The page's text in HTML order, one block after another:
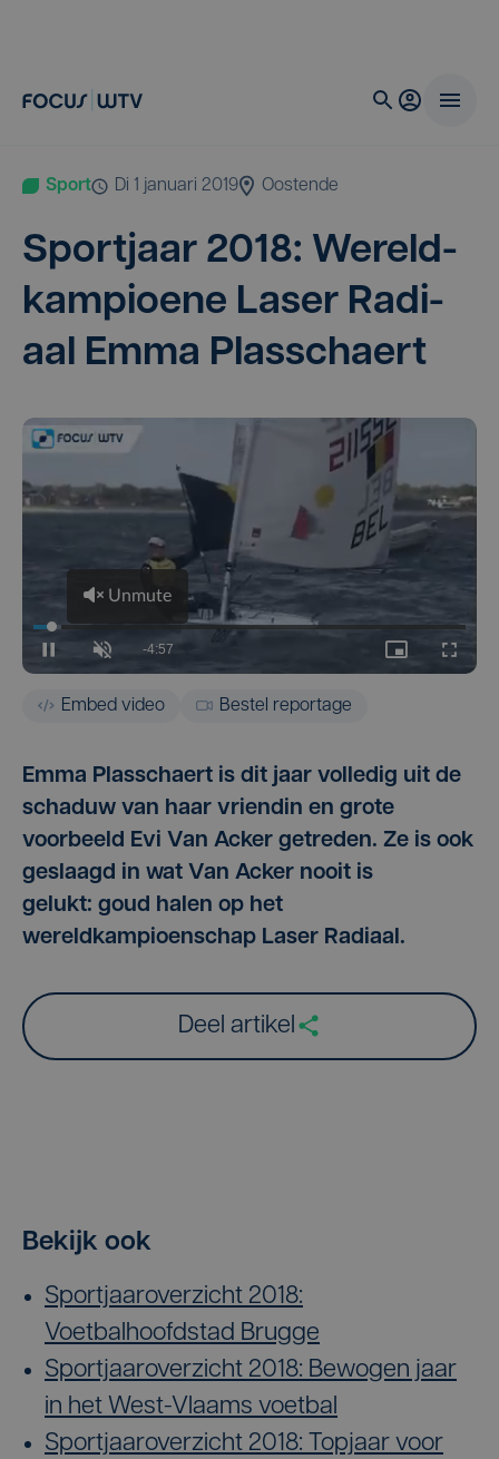
Sport di 1 januari 2019 Oostende
Sport­jaar 2018: Wereld­
kam­pi­oe­ne Laser Radi­
aal Emma Plasschaert
Embed video Bestel reportage
Emma Plasschaert is dit jaar volledig uit de
schaduw van haar vriendin en grote
voorbeeld Evi Van Acker getreden. Ze is ook
geslaagd in wat Van Acker nooit is
gelukt: goud halen op het
wereldkampioenschap Laser Radiaal.
Deel artikel
Bekijk ook
Sportjaaroverzicht 2018:
Voetbalhoofdstad Brugge
Sportjaaroverzicht 2018: Bewogen jaar
in het West-Vlaams voetbal
Sportjaaroverzicht 2018: Topjaar voor